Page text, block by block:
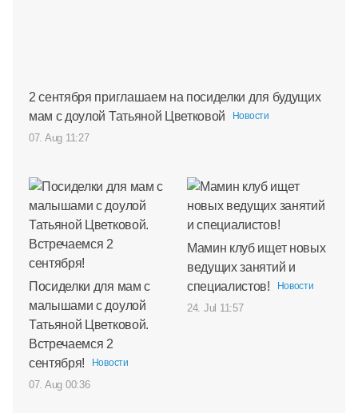
2 сентября приглашаем на посиделки для будущих
мам с доулой Татьяной Цветковой
Новости
07. Aug 11:27
Посиделки для мам с
малышами с доулой
Татьяной Цветковой.
Встречаемся 2
сентября!
Новости
07. Aug 00:36
Мамин клуб ищет новых
ведущих занятий и
специалистов!
Новости
24. Jul 11:57